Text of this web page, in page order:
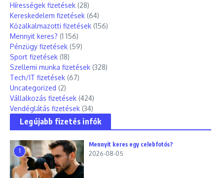
Hírességek fizetések (28)
Kereskedelem fizetések (64)
Közalkalmazotti fizetések (156)
Mennyit keres? (1 156)
Pénzügy fizetések (59)
Sport fizetések (18)
Szellemi munka fizetések (328)
Tech/IT fizetések (67)
Uncategorized (2)
Vállalkozás fizetések (424)
Vendéglátás fizetések (34)
Legújabb fizetés infók
1
Mennyit keres egy celebfotós?
2026-08-05